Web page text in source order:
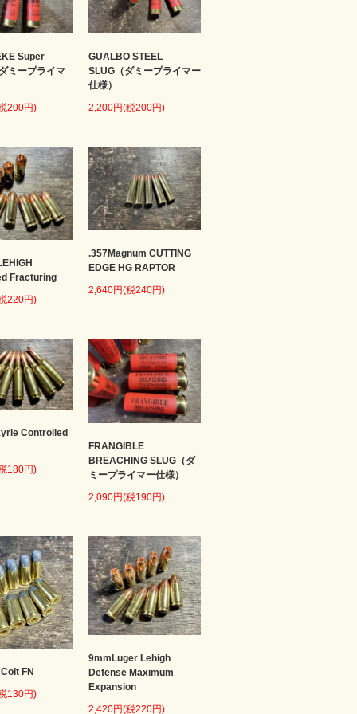
Super
ミープライマ
200円)
GUALBO STEEL
SLUG（ダミープライマー
仕様）
2,200円(税200円)
Fracturing
220円)
.357Magnum CUTTING
EDGE HG RAPTOR
2,640円(税240円)
Controlled
180円)
FRANGIBLE
BREACHING SLUG（ダ
ミープライマー仕様）
2,090円(税190円)
FN
130円)
9mmLuger Lehigh
Defense Maximum
Expansion
2,420円(税220円)